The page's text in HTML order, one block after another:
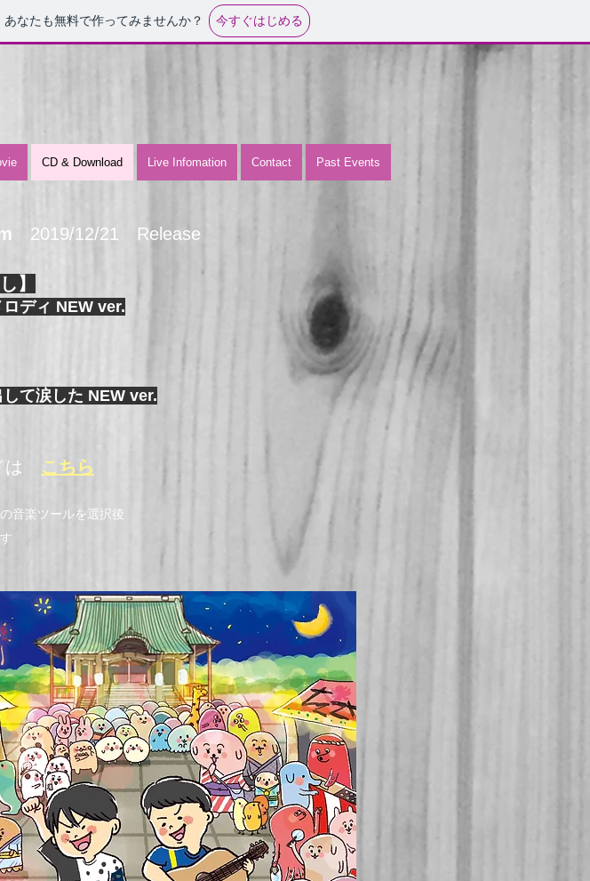
なたも無料で作ってみませんか？ 今すぐはじめる
CD & Download Live Infomation Contact Past Events
2019/12/21 Release
】
ディ NEW ver.
て涙した NEW ver.
こちら
音楽ツールを選択後